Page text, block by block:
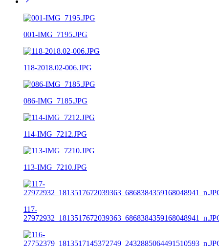
001-IMG_7195.JPG
118-2018.02-006.JPG
086-IMG_7185.JPG
114-IMG_7212.JPG
113-IMG_7210.JPG
117-